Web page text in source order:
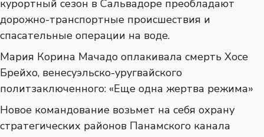
курортный сезон в Сальвадоре преобладают
дорожно-транспортные происшествия и
спасательные операции на воде.
Мария Корина Мачадо оплакивала смерть Хосе
Брейхо, венесуэльско-уругвайского
политзаключенного: «Еще одна жертва режима»
Новое командование возьмет на себя охрану
стратегических районов Панамского канала